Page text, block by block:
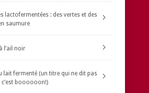
lactofermentées : des vertes et des
saumure
l’ail noir
lait fermenté (un titre qui ne dit pas
boooooon!)